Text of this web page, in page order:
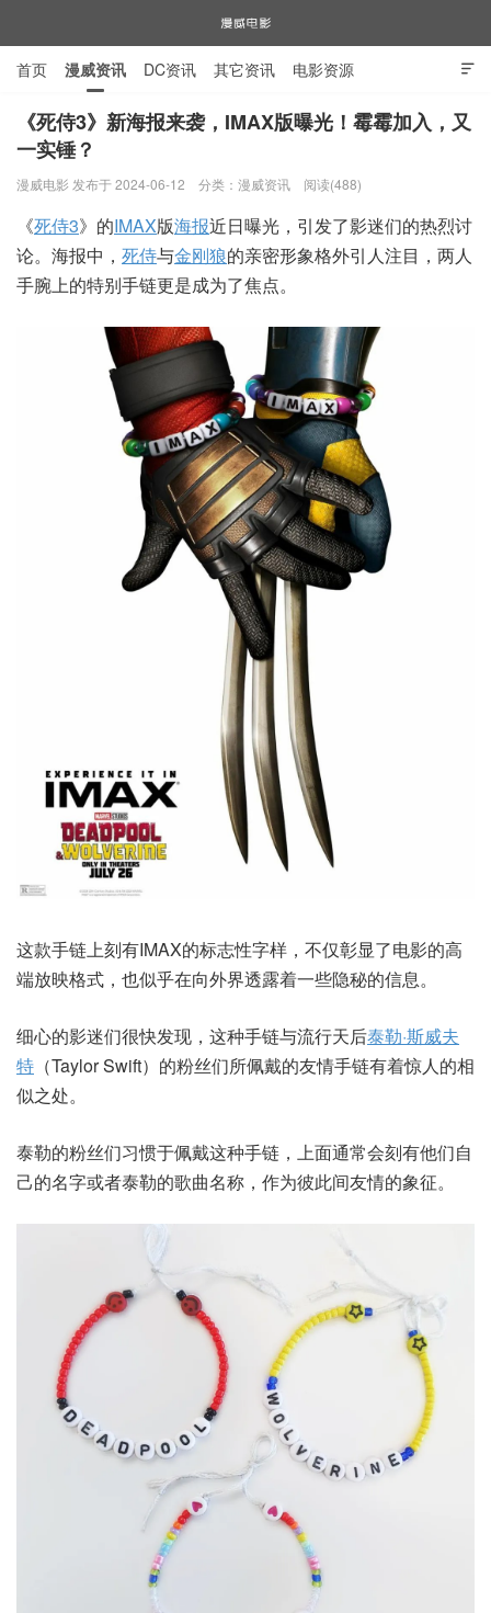
漫威电影

首页 漫威资讯 DC资讯 其它资讯 电影资源
电视剧资源 漫威图片
《死侍3》新海报来袭，IMAX版曝光！霉霉加入，又
一实锤？
漫威电影 发布于 2024-06-12 分类： 漫威资讯 阅读(488)
《死侍3》的IMAX版海报近日曝光，引发了影迷们的热烈讨
论。海报中， 死侍与金刚狼的亲密形象格外引人注目，两人
手腕上的特别手链更是成为了焦点。
这款手链上刻有IMAX的标志性字样，不仅彰显了电影的高
端放映格式，也似乎在向外界透露着一些隐秘的信息。
细心的影迷们很快发现，这种手链与流行天后泰勒·斯威夫
特 （Taylor Swift）的粉丝们所佩戴的友情手链有着惊人的相
似之处。
泰勒的粉丝们习惯于佩戴这种手链，上面通常会刻有他们自
己的名字或者泰勒的歌曲名称，作为彼此间友情的象征。